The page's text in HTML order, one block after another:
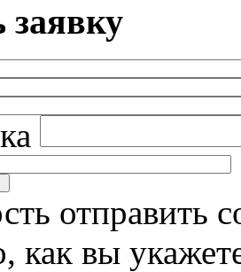
заявку
отправить
как вы